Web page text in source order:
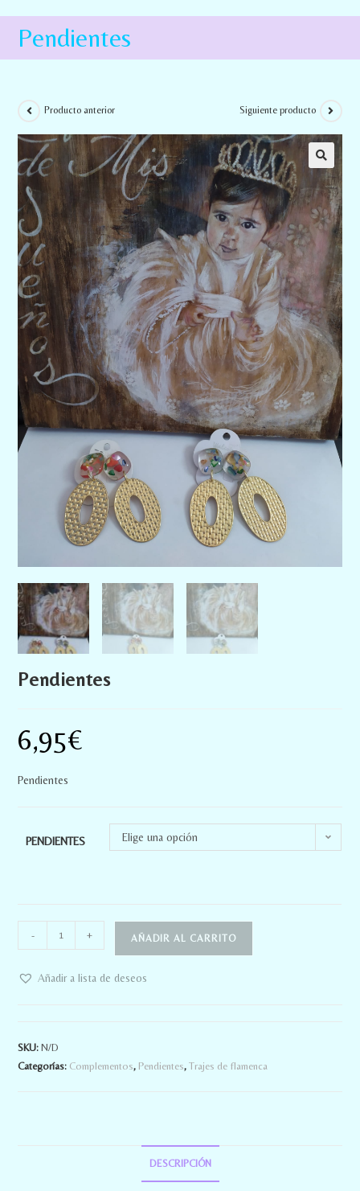
Pendientes
Producto anterior Siguiente producto
Pendientes
6,95€
Pendientes
PENDIENTES Elige una opción
- + AÑADIR AL CARRITO
Añadir a lista de deseos
SKU:N/D
Categorías: Complementos, Pendientes,Trajes de flamenca
DESCRIPCIÓN